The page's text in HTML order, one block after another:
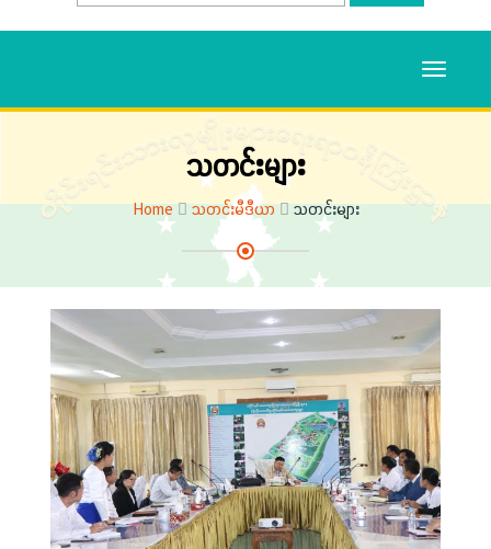
Toggle
သတင်းများ
Home သတင်းမီဒီယာ သတင်းများ